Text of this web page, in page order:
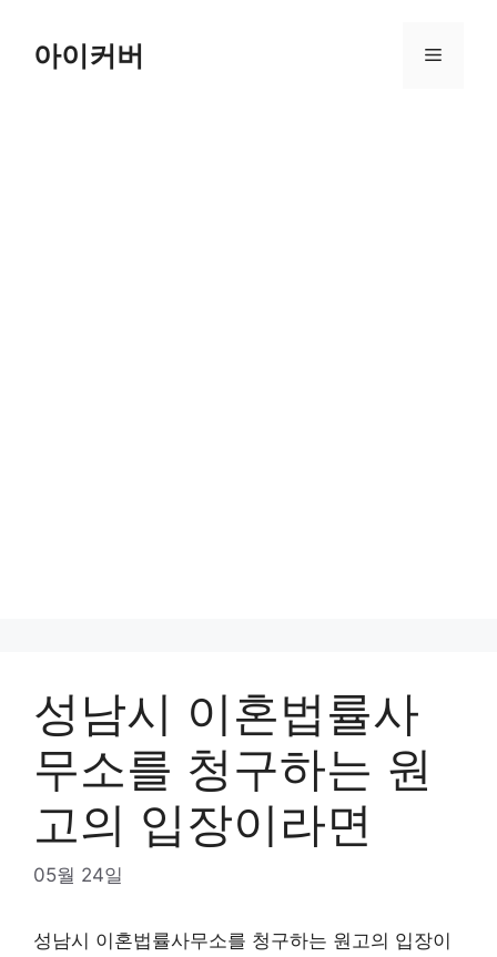
content아이커버 Menu
성남시 이혼법률사
무소를 청구하는 원
고의 입장이라면
05월 24일
성남시 이혼법률사무소를 청구하는 원고의 입장이